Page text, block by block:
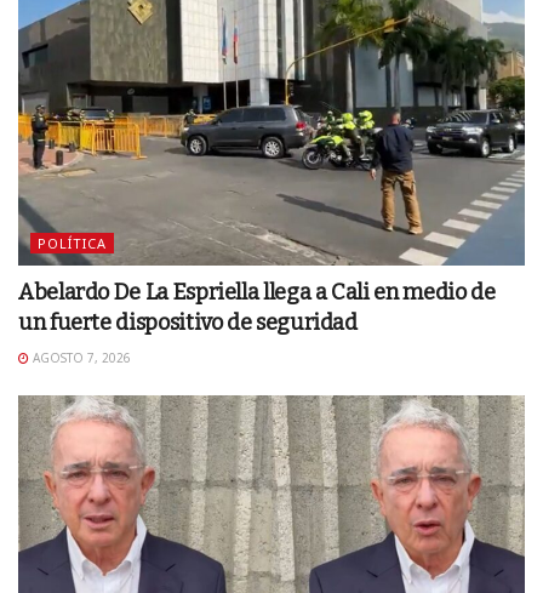
POLÍTICA
Abelardo De La Espriella llega a Cali en medio de
un fuerte dispositivo de seguridad
AGOSTO 7, 2026